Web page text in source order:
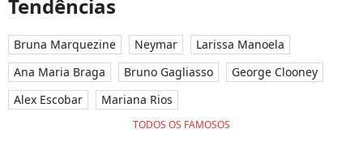
Tendências
Bruna Marquezine Neymar
Larissa Manoela
Ana Maria Braga
Bruno Gagliasso
George Clooney
Alex Escobar
Mariana Rios
TODOS OS FAMOSOS